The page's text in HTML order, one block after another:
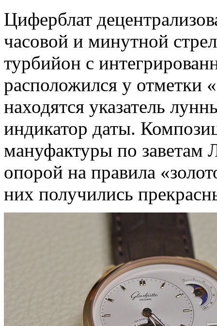
Циферблат
часовой и минутной
турбийон с
расположился у отметки
находятся указатель
индикатор даты.
мануфактуры по заветам
опорой на правила
них получились